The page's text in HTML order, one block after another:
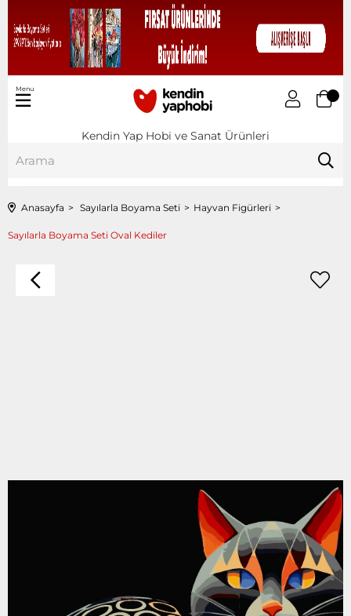
Kendin Yap Hobi ve Sanat Ürünleri
Menu
Anasayfa Sayılarla Boyama Seti Hayvan Figürleri
Sayılarla Boyama Seti Oval Kediler